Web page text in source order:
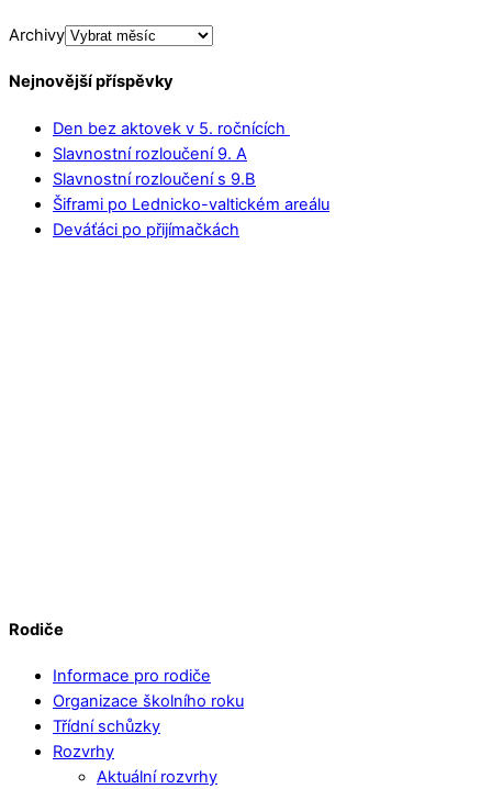
Archivy
Nejnovější příspěvky
Den bez aktovek v 5. ročnících
Slavnostní rozloučení 9. A
Slavnostní rozloučení s 9.B
Šiframi po Lednicko-valtickém areálu
Deváťáci po přijímačkách
Rodiče
Informace pro rodiče
Organizace školního roku
Třídní schůzky
Rozvrhy
Aktuální rozvrhy